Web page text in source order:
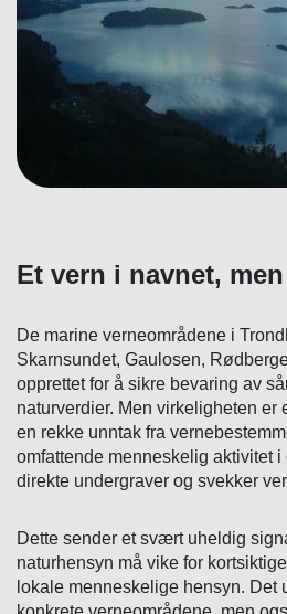
Et vern i navnet,
De marine verneområdene i
Skarnsundet, Gaulosen,
opprettet for å sikre bevaring av
naturverdier. Men virkeligheten er
en rekke unntak fra
omfattende menneskelig aktivitet
direkte undergraver og svekker
Dette sender et svært uheldig
naturhensyn må vike for
lokale menneskelige hensyn. Det